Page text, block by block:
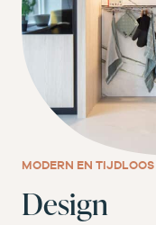
MODERN EN TIJDLOOS
Design